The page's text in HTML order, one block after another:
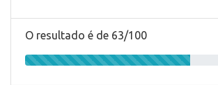
O resultado é de 63/100